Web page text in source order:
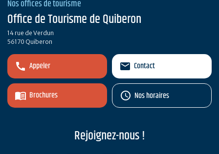
Nos offices de tourisme
Office de Tourisme de Quiberon
14 rue de Verdun
56170 Quiberon
Appeler
Brochures
Contact
Nos horaires
Rejoignez-nous !